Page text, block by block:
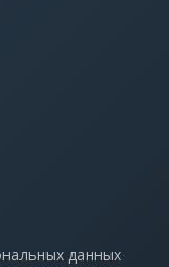
данных